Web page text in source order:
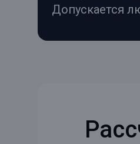
Допускается